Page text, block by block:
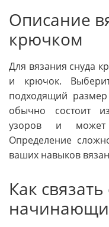
Описание
крючком
Для вязания снуда
и крючок.
подходящий
обычно состоит
узоров и может
Определение
ваших навыков
Как